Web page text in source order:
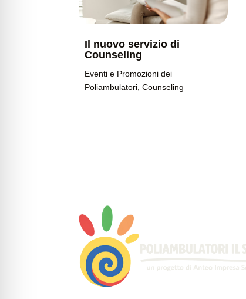
Il nuovo servizio di
Counseling
Eventi e Promozioni dei
Poliambulatori, Counseling